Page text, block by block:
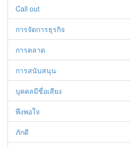
Call out
การจัดการธุรกิจ
การตลาด
การสนับสนุน
บุคคลมีชื่อเสียง
พึงพอใจ
ภักดี